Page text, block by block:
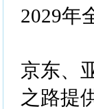
2029年
京东、
之路提